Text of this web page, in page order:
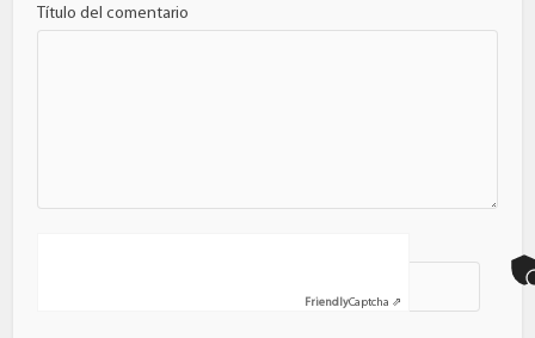
Título del comentario
FriendlyCaptcha ⇗